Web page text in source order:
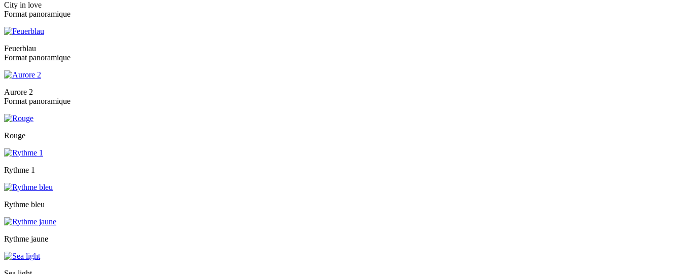
City in love
Format panoramique
Feuerblau
Format panoramique
Aurore 2
Format panoramique
Rouge
Rythme 1
Rythme bleu
Rythme jaune